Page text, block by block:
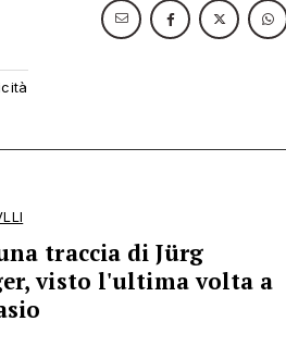
traccia di Jürg
visto l'ultima volta a